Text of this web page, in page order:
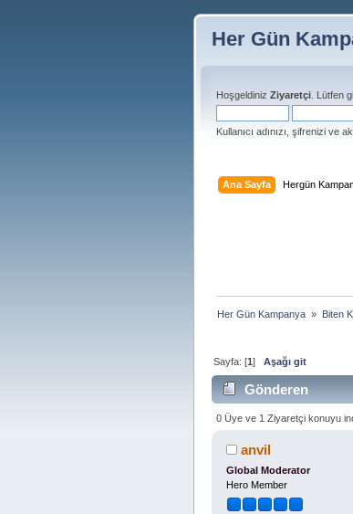
Her Gün
Hoşgeldiniz Ziyaretçi . Lütfen
Kullanıcı adınızı, şifrenizi ve
Ana Sayfa Hergün
Her Gün Kampanya » Biten
Sayfa: [1]Aşağı git
Gönderen
0 Üye ve 1 Ziyaretçi konuyu
anvil
Global Moderator
Hero Member